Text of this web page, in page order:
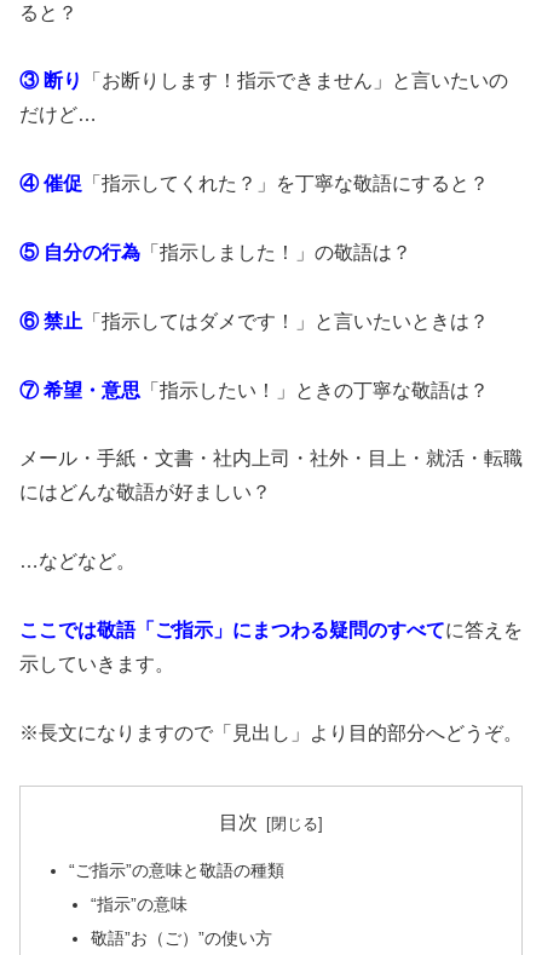
ると？
③ 断り
「お断りします！指示できません」と言いたいの
だけど…
④ 催促 「指示してくれた？」を丁寧な敬語にすると？
⑤ 自分の行為 「指示しました！」の敬語は？
⑥ 禁止 「指示してはダメです！」と言いたいときは？
⑦ 希望・意思 「指示したい！」ときの丁寧な敬語は？
メール・手紙・文書・社内上司・社外・目上・就活・転職
にはどんな敬語が好ましい？
…などなど。
ここでは敬語「ご指示」にまつわる疑問のすべてに答えを
示していきます。
※長文になりますので「見出し」より目的部分へどうぞ。
目次
“ご指示”の意味と敬語の種類
“指示”の意味
敬語”お（ご）”の使い方